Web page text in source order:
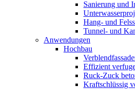
Sanierung und
Hang- und
Tunnel- und
Anwendungen
Hochbau
Effizient
Ruck-Zuck
Kraftschlüssig